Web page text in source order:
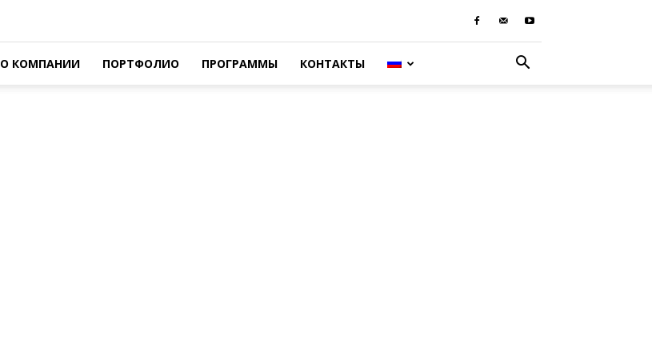
О КОМПАНИИ ПОРТФОЛИО ПРОГРАММЫ КОНТАКТЫ